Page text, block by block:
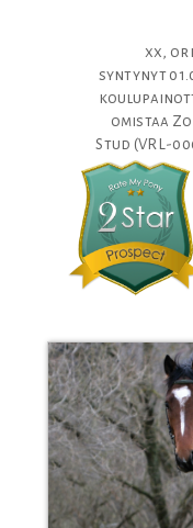
xx, ori
syntynyt
omistaa
Stud (VRL-